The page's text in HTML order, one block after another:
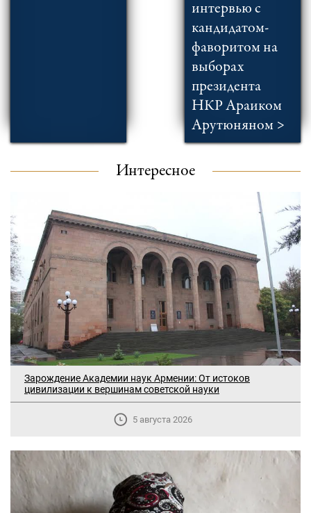
интервью с
кандидатом-
фаворитом на
выборах
президента
НКР Араиком
Арутюняном >
Интересное
Зарождение Академии наук Армении: От истоков
цивилизации к вершинам советской науки
5 августа 2026